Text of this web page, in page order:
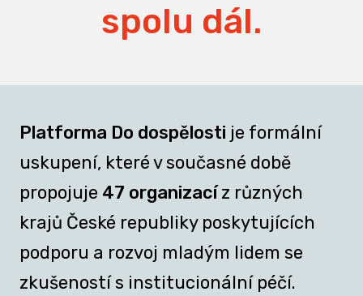
spolu dál.
Platforma Do dospělosti je formální
uskupení, které v současné době
propojuje 47 organizacíz různých
krajů České republiky poskytujících
podporu a rozvoj mladým lidem se
zkušeností s institucionální péčí.